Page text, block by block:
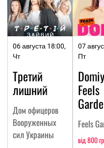
06 августа 18:00,
Чт
Третий
лишний
Дом офицеров
Вооруженных
сил Украины
07
Пт
Feels
Feels
від 800